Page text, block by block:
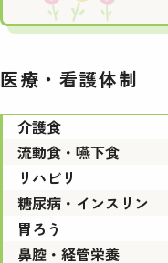
医療・看護体制
介護食
流動食・嚥下食
リハビリ
糖尿病・インスリン
胃ろう
鼻腔・経管栄養